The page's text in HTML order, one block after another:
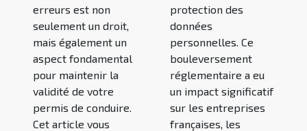
erreurs est non
seulement un droit,
mais également un
aspect fondamental
pour maintenir la
validité de votre
permis de conduire.
Cet article vous
protection des
données
personnelles. Ce
bouleversement
réglementaire a eu
un impact significatif
sur les entreprises
françaises, les